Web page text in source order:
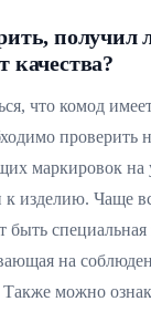
получил
качества?
что комод
проверить
маркировок на
к изделию. Чаще
быть специальная
на
Также можно